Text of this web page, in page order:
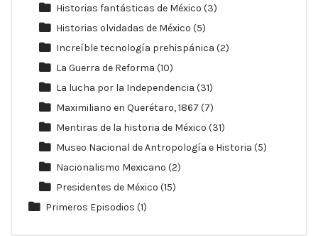
Historias fantásticas de México (3)
Historias olvidadas de México (5)
Increíble tecnología prehispánica (2)
La Guerra de Reforma (10)
La lucha por la Independencia (31)
Maximiliano en Querétaro, 1867 (7)
Mentiras de la historia de México (31)
Museo Nacional de Antropología e Historia (5)
Nacionalismo Mexicano (2)
Presidentes de México (15)
Primeros Episodios (1)